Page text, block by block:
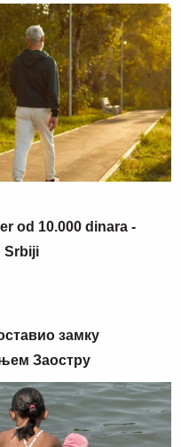
od 10.000 dinara -
Srbiji
замку
Заостру